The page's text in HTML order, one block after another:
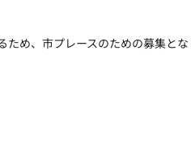
ため、市プレースのための募集とな